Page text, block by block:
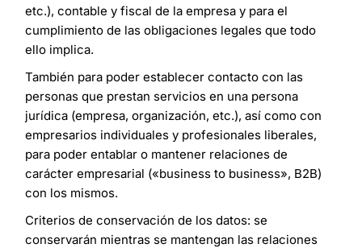
etc.), contable y fiscal de la empresa y para el
cumplimiento de las obligaciones legales que todo
ello implica.
También para poder establecer contacto con las
personas que prestan servicios en una persona
jurídica (empresa, organización, etc.), así como con
empresarios individuales y profesionales liberales,
para poder entablar o mantener relaciones de
carácter empresarial («business to business», B2B)
con los mismos.
Criterios de conservación de los datos: se
conservarán mientras se mantengan las relaciones